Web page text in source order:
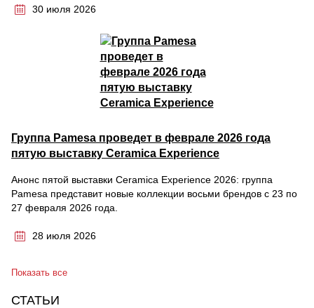
30 июля 2026
Группа Pamesa проведет в феврале 2026 года
пятую выставку Ceramica Experience
Анонс пятой выставки Ceramica Experience 2026: группа
Pamesa представит новые коллекции восьми брендов с 23 по
27 февраля 2026 года.
28 июля 2026
Показать все
СТАТЬИ